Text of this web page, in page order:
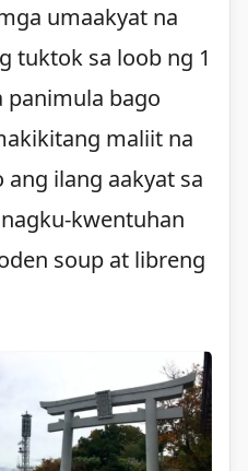
umaakyat na
tuktok sa loob ng 1
panimula bago
maliit na
ilang aakyat sa
kwentuhan
soup at libreng